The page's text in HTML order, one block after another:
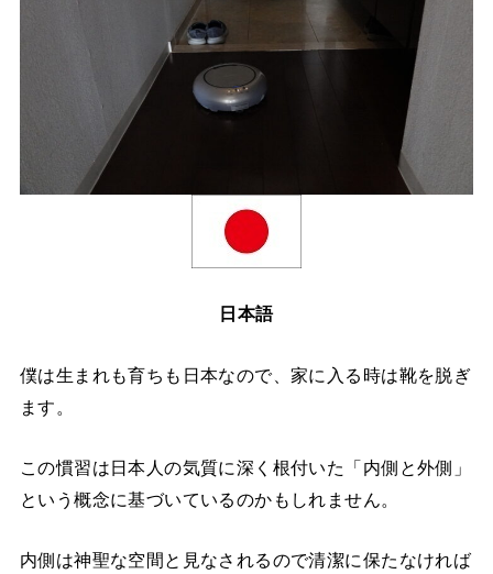
日本語
僕は生まれも育ちも日本なので、家に入る時は靴を脱ぎ
ます。
この慣習は日本人の気質に深く根付いた「内側と外側」
という概念に基づいているのかもしれません。
内側は神聖な空間と見なされるので清潔に保たなければ